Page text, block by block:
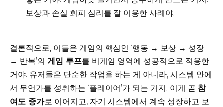
보상과 손실 회피 심리를 잘 이용한 사례야.
결론적으로, 이들은 게임의 핵심인 ‘행동 → 보상 → 성장
→ 반복’의 게임 루프를 비게임 영역에 성공적으로 적용한
거야. 유저들은 단순한 작업을 하는 게 아니라, 시스템 안에
서 무언가를 성취하는 ‘플레이어’가 되는 거지. 이게 곧 참
여도 증가로 이어지고, 자기 시스템에서 계속 성장하고 보